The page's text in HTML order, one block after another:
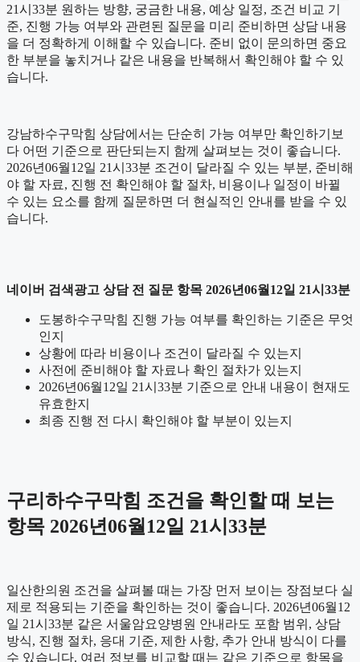
21시33분 원하는 방향, 궁금한 내용, 예상 일정, 조건 비교 기
준, 진행 가능 여부와 관련된 질문을 미리 준비하면 상담 내용
을 더 정확하게 이해할 수 있습니다. 준비 없이 문의하면 중요
한 부분을 놓치거나 같은 내용을 반복해서 확인해야 할 수 있
습니다.
강남하수구막힘 상담에서는 단순히 가능 여부만 확인하기보
다 어떤 기준으로 판단되는지 함께 살펴보는 것이 좋습니다.
2026년06월12일 21시33분 조건이 달라질 수 있는 부분, 준비해
야 할 자료, 진행 전 확인해야 할 절차, 비용이나 일정이 바뀔
수 있는 요소를 함께 질문하면 더 현실적인 안내를 받을 수 있
습니다.
네이버 검색광고 상담 전 질문 항목 2026년06월12일 21시33분
도봉하수구막힘 진행 가능 여부를 확인하는 기준은 무엇
인지
상황에 따라 비용이나 조건이 달라질 수 있는지
사전에 준비해야 할 자료나 확인 절차가 있는지
2026년06월12일 21시33분 기준으로 안내 내용이 현재도
유효한지
최종 진행 전 다시 확인해야 할 부분이 있는지
구리하수구막힘 조건을 확인할 때 보는
항목 2026년06월12일 21시33분
일산한의원 조건을 살펴볼 때는 가장 먼저 보이는 장점보다 실
제로 적용되는 기준을 확인하는 것이 좋습니다. 2026년06월12
일 21시33분 같은 서울암요양병원 안내라도 포함 범위, 상담
방식, 진행 절차, 응대 기준, 제한 사항, 추가 안내 방식이 다를
수 있습니다. 여러 정보를 비교할 때는 같은 기준으로 항목을